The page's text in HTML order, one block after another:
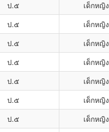
ป.๕ เด็กหญิง
ป.๕ เด็กหญิง
ป.๕ เด็กหญิง
ป.๕ เด็กหญิง
ป.๕ เด็กหญิง
ป.๕ เด็กหญิง
ป.๕ เด็กหญิง